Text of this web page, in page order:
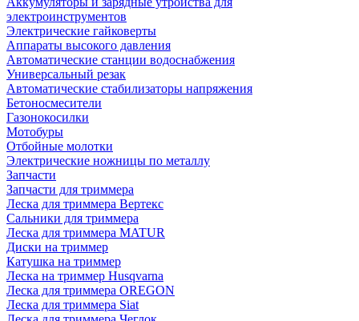
электроинструментов
Электрические гайковерты
Аппараты высокого давления
Автоматические станции водоснабжения
Универсальный резак
Автоматические стабилизаторы напряжения
Бетоносмесители
Газонокосилки
Мотобуры
Отбойные молотки
Электрические ножницы по металлу
Запчасти
Запчасти для триммера
Леска для триммера Вертекс
Сальники для триммера
Леска для триммера MATUR
Диски на триммер
Катушка на триммер
Леска на триммер Husqvarna
Леска для триммера OREGON
Леска для триммера Siat